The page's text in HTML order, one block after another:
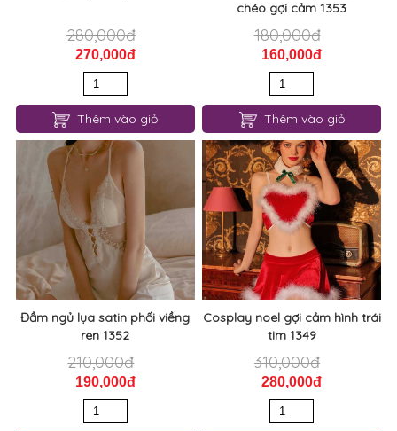
Set đồ ngủ couple 1359
280,000đ
270,000đ
Thêm vào giỏ
Đầm ngủ hở lưng dây đan
chéo gợi cảm 1353
180,000đ
160,000đ
Thêm vào giỏ